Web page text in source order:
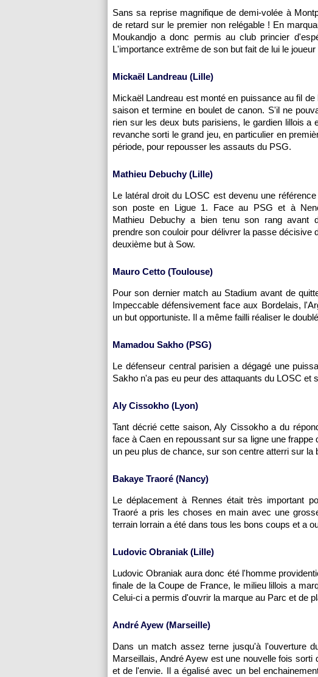
Sans sa reprise magnifique de demi-volée à
de retard sur le premier non relégable ! En
Moukandjo a donc permis au club princier
L'importance extrême de son but fait de lui le joueur
Mickaël Landreau (Lille)
Mickaël Landreau est monté en puissance au fil de
saison et termine en boulet de canon. S'il ne
rien sur les deux buts parisiens, le gardien lillois a
revanche sorti le grand jeu, en particulier en
période, pour repousser les assauts du PSG.
Mathieu Debuchy (Lille)
Le latéral droit du LOSC est devenu une
son poste en Ligue 1. Face au PSG et à
Mathieu Debuchy a bien tenu son rang avant
prendre son couloir pour délivrer la passe décisive
deuxième but à Sow.
Mauro Cetto (Toulouse)
Pour son dernier match au Stadium avant de
Impeccable défensivement face aux Bordelais,
un but opportuniste. Il a même failli réaliser le
Mamadou Sakho (PSG)
Le défenseur central parisien a dégagé une
Sakho n'a pas eu peur des attaquants du LOSC et
Aly Cissokho (Lyon)
Tant décrié cette saison, Aly Cissokho a du
face à Caen en repoussant sur sa ligne une
un peu plus de chance, sur son centre atterri sur
Bakaye Traoré (Nancy)
Le déplacement à Rennes était très important
Traoré a pris les choses en main avec une
terrain lorrain a été dans tous les bons coups et a
Ludovic Obraniak (Lille)
Ludovic Obraniak aura donc été l'homme
finale de la Coupe de France, le milieu lillois a
Celui-ci a permis d'ouvrir la marque au Parc et de
André Ayew (Marseille)
Dans un match assez terne jusqu'à l'ouverture
Marseillais, André Ayew est une nouvelle fois
et de l'envie. Il a égalisé avec un bel